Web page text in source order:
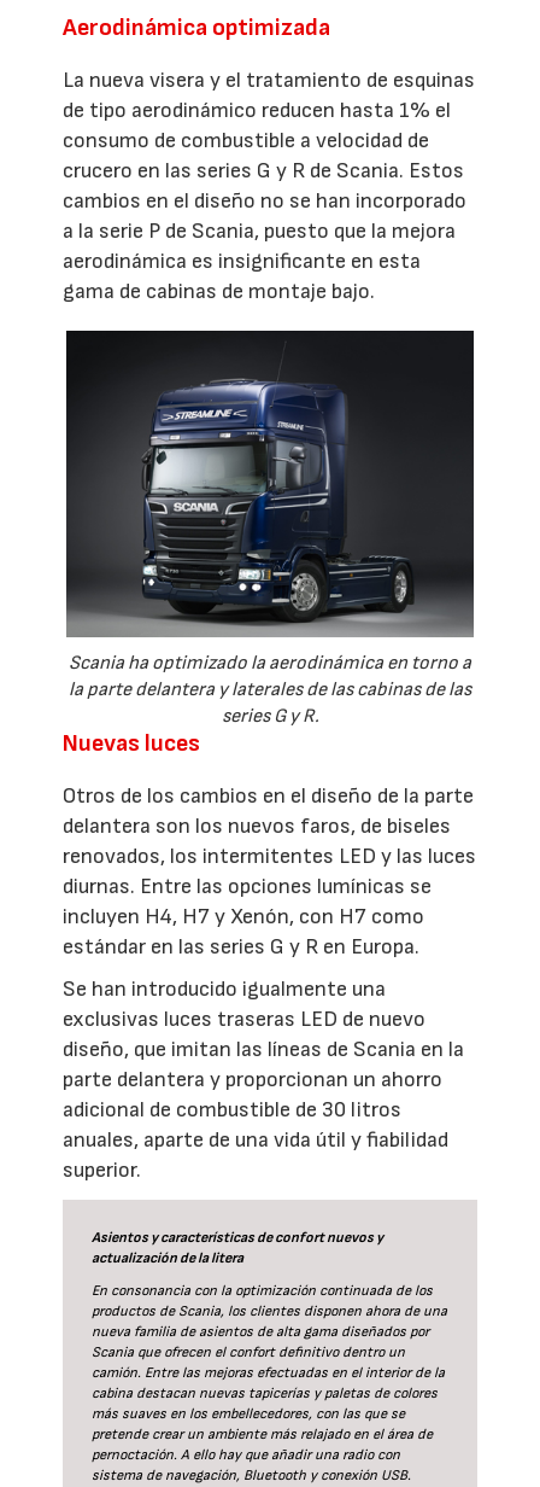
Aerodinámica optimizada
La nueva visera y el tratamiento de esquinas
de tipo aerodinámico reducen hasta 1% el
consumo de combustible a velocidad de
crucero en las series G y R de Scania. Estos
cambios en el diseño no se han incorporado
a la serie P de Scania, puesto que la mejora
aerodinámica es insignificante en esta
gama de cabinas de montaje bajo.
Scania ha optimizado la aerodinámica en torno a
la parte delantera y laterales de las cabinas de las
series G y R.
Nuevas luces
Otros de los cambios en el diseño de la parte
delantera son los nuevos faros, de biseles
renovados, los intermitentes LED y las luces
diurnas. Entre las opciones lumínicas se
incluyen H4, H7 y Xenón, con H7 como
estándar en las series G y R en Europa.
Se han introducido igualmente una
exclusivas luces traseras LED de nuevo
diseño, que imitan las líneas de Scania en la
parte delantera y proporcionan un ahorro
adicional de combustible de 30 litros
anuales, aparte de una vida útil y fiabilidad
superior.
Asientos y características de confort nuevos y
actualización de la litera
En consonancia con la optimización continuada de los
productos de Scania, los clientes disponen ahora de una
nueva familia de asientos de alta gama diseñados por
Scania que ofrecen el confort definitivo dentro un
camión. Entre las mejoras efectuadas en el interior de la
cabina destacan nuevas tapicerías y paletas de colores
más suaves en los embellecedores, con las que se
pretende crear un ambiente más relajado en el área de
pernoctación. A ello hay que añadir una radio con
sistema de navegación, Bluetooth y conexión USB.